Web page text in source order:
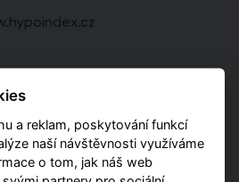
a reklam, poskytování funkcí
naší návštěvnosti využíváme
o tom, jak náš web